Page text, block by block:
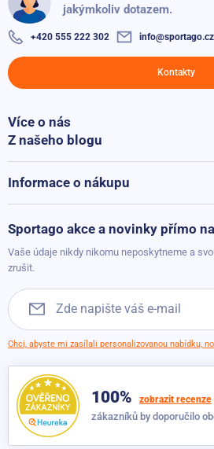
jakýmkoliv dotazem.
+420 555 222 302 info@sportago.cz
Kontakty
Více o nás
Vše o Sportago
Kontakty
Z našeho blogu
Běžecké pásy při přepravě hýčkáme
Informace o nákupu
Obchodní podmínky
Sportago akce a novinky přímo
Vaše údaje nikdy nikomu neposkytneme a
zrušit.
Chci, abyste mi zasílali personalizovanou nabídku,
100% zobrazit recenze
zákazníků by doporučilo